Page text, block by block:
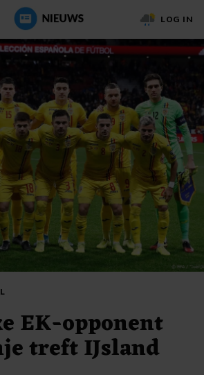
LOG IN
EK-opponent
treft IJsland